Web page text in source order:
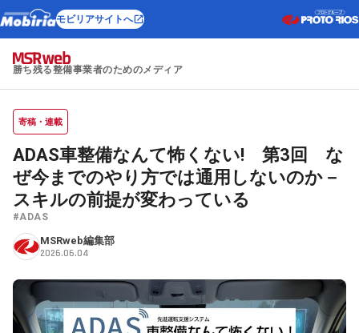
モビリアサイトへ
勝ち残る整備事業者のためのメディア
寄稿・連載
ADAS車整備なんて怖くない! 第3回 な
ぜ今までのやり方では通用しないのか－
スキルの前提が変わっている
#ADAS
MSRweb編集部
2026.06.04